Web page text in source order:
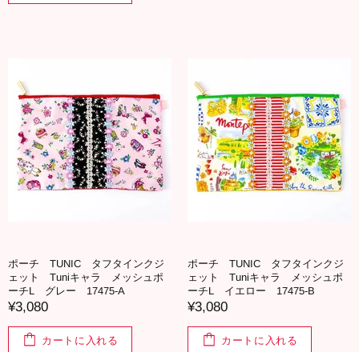
ポーチ TUNIC タフタインクジ
ェット Tuniキャラ メッシュポ
ーチL グレー 17475-A
¥3,080
カートに入れる
ポーチ TUNIC タフタインクジ
ェット Tuniキャラ メッシュポ
ーチL イエロー 17475-B
¥3,080
カートに入れる